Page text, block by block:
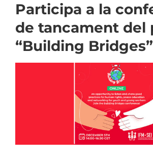
Participa a la
de tancament del
“Building Bridges”